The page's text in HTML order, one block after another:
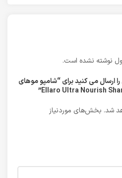
نوشته نشده است.
ارسال می کنید برای “شامپو موهای
شد. بخش‌های موردنیاز